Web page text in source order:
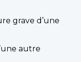
grave d’une
autre